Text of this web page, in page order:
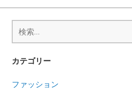
堂
行
索:
カテゴリー
ファッション